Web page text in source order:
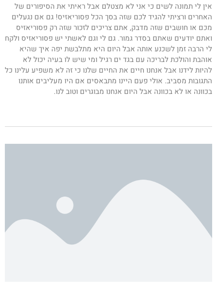
אין לי תמונה לשים כי אני לא מצטלם אבל ראיתי את הסיפורים של
האחרים ורציתי להגיד לכם שזה בסך הכל פסוריאזיס! גם אם נגעלים
מכם או חושבים שזה מדבק, אתם צריכים לזכור שזה רק פסוריאזיס
ואתם יודעים שאתם בסדר גמור. גם לי וגם לאשתי יש פסוריאזיס ולקח
לי הרבה זמן לשכנע אותה אבל היום היא מתלבשת יפה איך שהיא
אוהבת והולכת לבריכה עם בגד ים רגיל ומי שיש לו בעיה יכול לא
להיות לידנו אבל אנחנו חיים את החיים שלנו כי זה לא משפיע עלינו כל
התגובות מסביב. אולי פעם היינו מתבאסים אם היו מעליבים אותנו
בכוונה או לא בכוונה אבל היום אנחנו מבוגרים וטוב לנו.